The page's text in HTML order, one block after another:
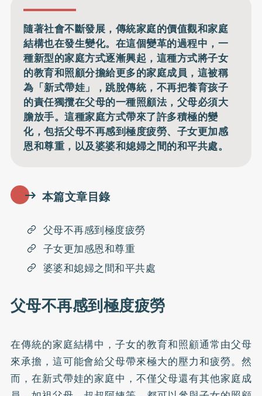
隨著社會不斷發展，傳統家庭的價值觀和家庭
結構也在發生變化。在這個變革的過程中，一
種新型的家庭方式逐漸興起，這種方式將子女
的教育和照顧分擔給更多的家庭成員，這被稱
為「新式帶娃」，跳脫傳統，不再把養育孩子
的責任獨攬在父母的一種照顧法，父母必須大
膽放手。這種家庭方式帶來了許多積極的變
化，包括父母不再感到極度疲勞、子女更加感
恩和尊重，以及婆婆和媳婦之間的和平共處。
本篇文章目錄
父母不再感到極度疲勞
子女更加感恩和尊重
婆婆和媳婦之間和平共處
父母不再感到極度疲勞
在傳統的家庭結構中，子女的教育和照顧通常由父母
來承擔，這可能會給父母帶來極大的壓力和疲勞。然
而，在新式帶娃的家庭中，不僅父母還有其他家庭成